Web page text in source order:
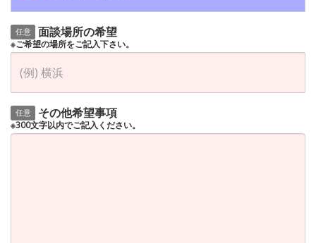
任意 面談場所の希望
※ご希望の場所をご記入下さい。
任意 その他希望事項
※300文字以内でご記入ください。